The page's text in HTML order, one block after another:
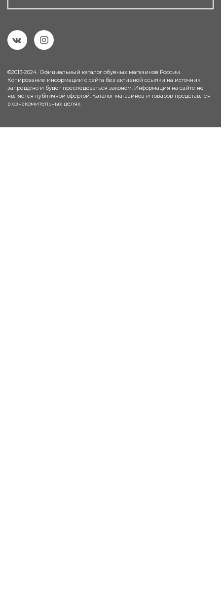
©2013-2024. Официальный каталог обувных магазинов России.
Копирование информации с сайта без активной ссылки на источник
запрещено и будет преследоваться законом. Информация на сайте не
является публичной офёртой. Каталог магазинов и товаров представлен
в ознакомительных целях.